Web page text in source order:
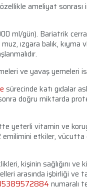
ameliyat
ml/gün). Bariatrik
ızgara balık,
ve yavaş yemeleri
sürecinde katı gıdalar
doğru miktarda
yeterli vitamin ve
emilimini etkiler,
kişinin sağlığını
arasında işbirliği ve
numaralı